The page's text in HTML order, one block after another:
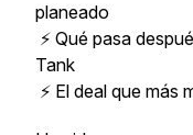
planeado
⚡ Qué pasa
Tank
⚡ El deal que